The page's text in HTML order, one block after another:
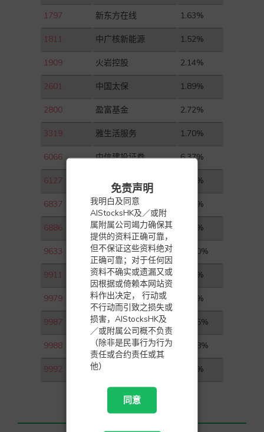
免责声明
我明白及同意
AIStocksHK及／或附
属附属公司竭力确保其
提供的资料正确可靠，
但不保证这些资料绝对
正确可靠；对于任何因
资料不确实或遗漏又或
因根据或倚赖本网站资
料作出决定， 行动或
不行动而引致之损失或
损害，AIStocksHK及
／或附属公司概不负责
（除非是民事行为行为
责任或合约责任或其
他）
同意
1797 新东方在线 1.63%
1811 中广核新能源 1.52%
1909 火岩控股 2.14%
2601 中国太保 1.89%
2800 盈富基金 2.72%
3319 雅生活服务 1.70%
6066 中信建投证券 6.37%
6127 昭衍新药 7.10%
6837 海通证券 1.50%
6886 HTSC 5.17%
9633 农夫山泉 10.00%
9911 赤子城科技 1.56%
9979 绿城管理控股 4.51%
9987 百胜中国－Ｓ 14.55%
9988 阿里巴巴－ＳＷ 11.18%
9992 泡泡玛特 7.31%